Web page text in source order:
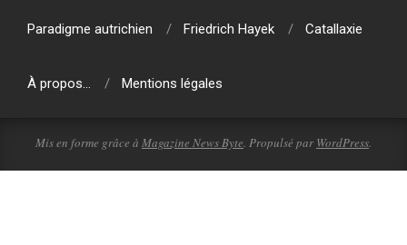
Paradigme autrichien
Friedrich Hayek Catallaxie
À propos… Mentions légales
Mis en forme grâce à Magazine News Byte. Propulsé par WordPress.